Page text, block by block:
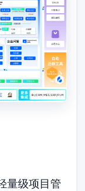
量级项目管